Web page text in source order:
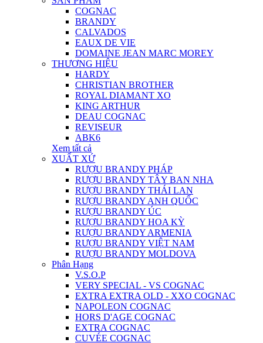
COGNAC
BRANDY
CALVADOS
EAUX DE VIE
DOMAINE JEAN MARC MOREY
THƯƠNG HIỆU
HARDY
CHRISTIAN BROTHER
ROYAL DIAMANT XO
KING ARTHUR
DEAU COGNAC
REVISEUR
ABK6
Xem tất cả
XUẤT XỨ
RƯỢU BRANDY PHÁP
RƯỢU BRANDY TÂY BAN NHA
RƯỢU BRANDY THÁI LAN
RƯỢU BRANDY ANH QUỐC
RƯỢU BRANDY ÚC
RƯỢU BRANDY HOA KỲ
RƯỢU BRANDY ARMENIA
RƯỢU BRANDY VIỆT NAM
RƯỢU BRANDY MOLDOVA
Phân Hạng
V.S.O.P
VERY SPECIAL - VS COGNAC
EXTRA EXTRA OLD - XXO COGNAC
NAPOLEON COGNAC
HORS D'AGE COGNAC
EXTRA COGNAC
CUVÉE COGNAC